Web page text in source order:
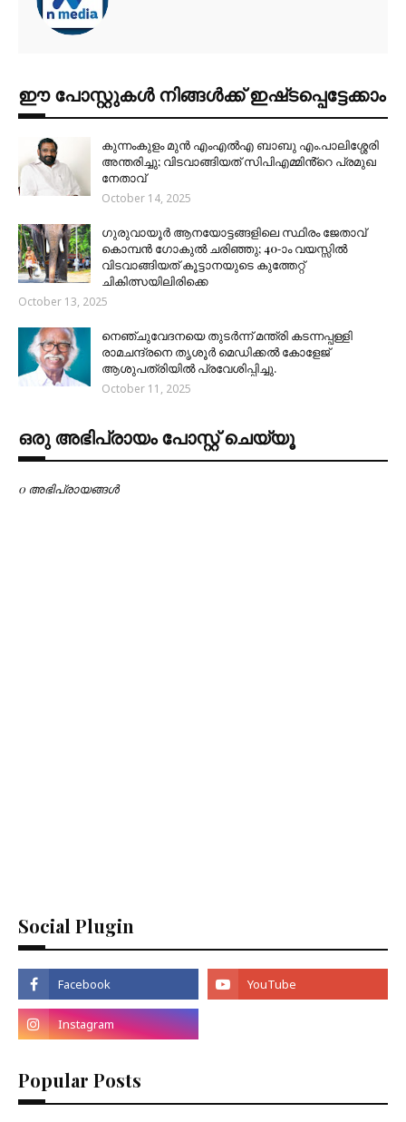
ഈ പോസ്റ്റുകൾ നിങ്ങൾക്ക് ഇഷ്‌‌ടപ്പെട്ടേക്കാം
കുന്നംകുളം മുൻ എംഎൽഎ ബാബു എം.പാലിശ്ശേരി
അന്തരിച്ചു; വിടവാങ്ങിയത് സിപിഎമ്മിൻ്റെ പ്രമുഖ
നേതാവ്
October 14, 2025
ഗുരുവായൂർ ആനയോട്ടങ്ങളിലെ സ്ഥിരം ജേതാവ്
കൊമ്പൻ ഗോകുൽ ചരിഞ്ഞു; 40-ാം വയസ്സിൽ
വിടവാങ്ങിയത് കൂട്ടാനയുടെ കുത്തേറ്റ്
ചികിത്സയിലിരിക്കെ
October 13, 2025
നെഞ്ചുവേദനയെ തുടർന്ന് മന്ത്രി കടന്നപ്പള്ളി
രാമചന്ദ്രനെ തൃശൂർ മെഡിക്കൽ കോളേജ്
ആശുപത്രിയിൽ പ്രവേശിപ്പിച്ചു.
October 11, 2025
ഒരു അഭിപ്രായം പോസ്റ്റ് ചെയ്യൂ
0 അഭിപ്രായങ്ങള്‍
Social Plugin
Popular Posts